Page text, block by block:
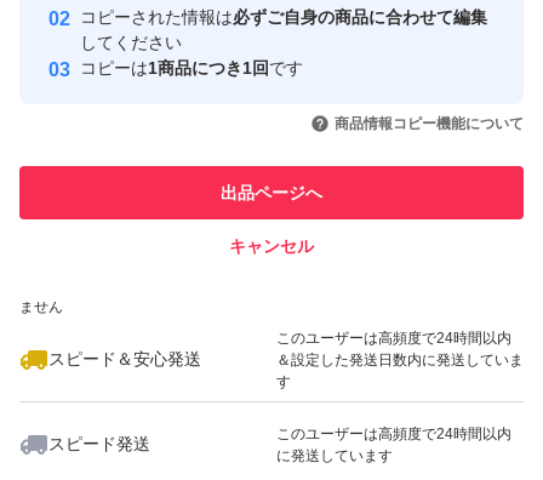
取引実績
引を完了させた実績があります
での取引実績があります
ません
スピード＆安心発送
このユーザーは高頻度で24時間以内
＆設定した発送日数内に発送していま
す
スピード発送
このユーザーは高頻度で24時間以内
に発送しています
コピーされた情報は必ずご自身の商品に合わせて編集
してください
コピーは1商品につき1回です
商品情報コピー機能について
出品ページへ
キャンセル
いいね！
1,333